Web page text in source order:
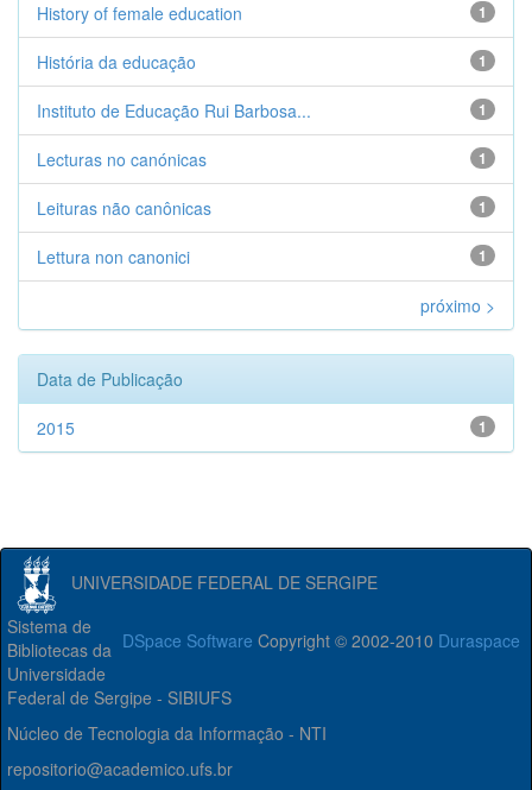
1
History of female education
1
História da educação
1
Instituto de Educação Rui Barbosa...
1
Lecturas no canónicas
1
Leituras não canônicas
1
Lettura non canonici
próximo >
Data de Publicação
1
2015
UNIVERSIDADE FEDERAL DE SERGIPE
DSpace Software Copyright © 2002-2010 Duraspace
Sistema de
Bibliotecas da
Universidade
Federal de Sergipe - SIBIUFS
Núcleo de Tecnologia da Informação - NTI
repositorio@academico.ufs.br